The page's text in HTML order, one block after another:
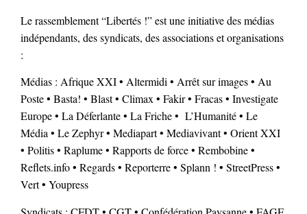
Le rassemblement “Libertés !” est une initiative des médias
indépendants, des syndicats, des associations et organisations
:
Médias : Afrique XXI • Altermidi • Arrêt sur images • Au
Poste • Basta! • Blast • Climax • Fakir • Fracas • Investigate
Europe • La Déferlante • La Friche • L’Humanité • Le
Média • Le Zephyr • Mediapart • Mediavivant • Orient XXI
• Politis • Raplume • Rapports de force • Rembobine •
Reflets.info • Regards • Reporterre • Splann ! • StreetPress •
Vert • Youpress